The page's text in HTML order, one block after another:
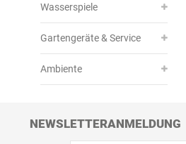
Wasserspiele
Gartengeräte & Service
Ambiente
NEWSLETTERANMELDUNG